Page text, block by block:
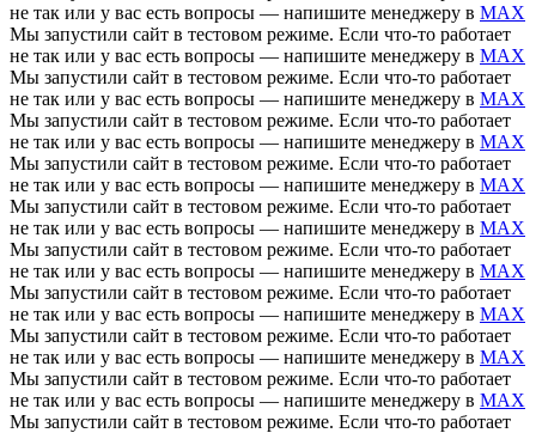
не так или у вас есть вопросы — напишите менеджеру в MAX
Мы запустили сайт в тестовом режиме. Если что-то работает
не так или у вас есть вопросы — напишите менеджеру в MAX
Мы запустили сайт в тестовом режиме. Если что-то работает
не так или у вас есть вопросы — напишите менеджеру в MAX
Мы запустили сайт в тестовом режиме. Если что-то работает
не так или у вас есть вопросы — напишите менеджеру в MAX
Мы запустили сайт в тестовом режиме. Если что-то работает
не так или у вас есть вопросы — напишите менеджеру в MAX
Мы запустили сайт в тестовом режиме. Если что-то работает
не так или у вас есть вопросы — напишите менеджеру в MAX
Мы запустили сайт в тестовом режиме. Если что-то работает
не так или у вас есть вопросы — напишите менеджеру в MAX
Мы запустили сайт в тестовом режиме. Если что-то работает
не так или у вас есть вопросы — напишите менеджеру в MAX
Мы запустили сайт в тестовом режиме. Если что-то работает
не так или у вас есть вопросы — напишите менеджеру в MAX
Мы запустили сайт в тестовом режиме. Если что-то работает
не так или у вас есть вопросы — напишите менеджеру в MAX
Мы запустили сайт в тестовом режиме. Если что-то работает